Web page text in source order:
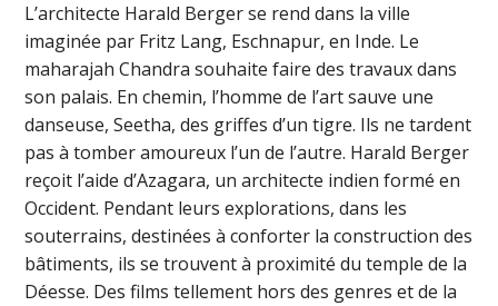
L’architecte Harald Berger se rend dans la ville
imaginée par Fritz Lang, Eschnapur, en Inde. Le
maharajah Chandra souhaite faire des travaux dans
son palais. En chemin, l’homme de l’art sauve une
danseuse, Seetha, des griffes d’un tigre. Ils ne tardent
pas à tomber amoureux l’un de l’autre. Harald Berger
reçoit l’aide d’Azagara, un architecte indien formé en
Occident. Pendant leurs explorations, dans les
souterrains, destinées à conforter la construction des
bâtiments, ils se trouvent à proximité du temple de la
Déesse. Des films tellement hors des genres et de la